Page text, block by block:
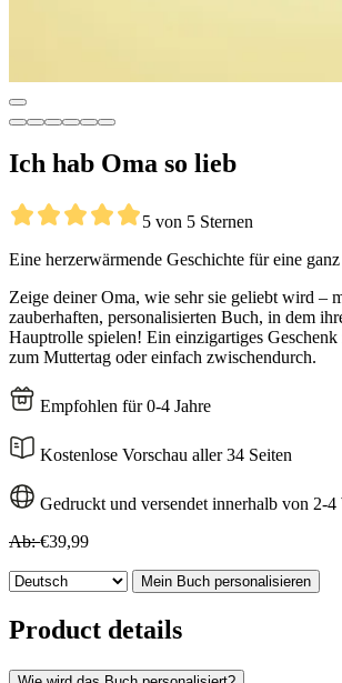
Ich hab Oma so lieb
5 von 5 Sternen
Eine herzerwärmende Geschichte für eine
Zeige deiner Oma, wie sehr sie geliebt wird –
zauberhaften, personalisierten Buch, in dem
Hauptrolle spielen! Ein einzigartiges Geschenk
zum Muttertag oder einfach zwischendurch.
Empfohlen für 0-4 Jahre
Kostenlose Vorschau aller 34 Seiten
Gedruckt und versendet innerhalb von 2-4
Ab:€39,99
Mein Buch personalisieren
Product details